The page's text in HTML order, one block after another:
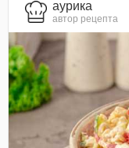
aурика
автор рецепта